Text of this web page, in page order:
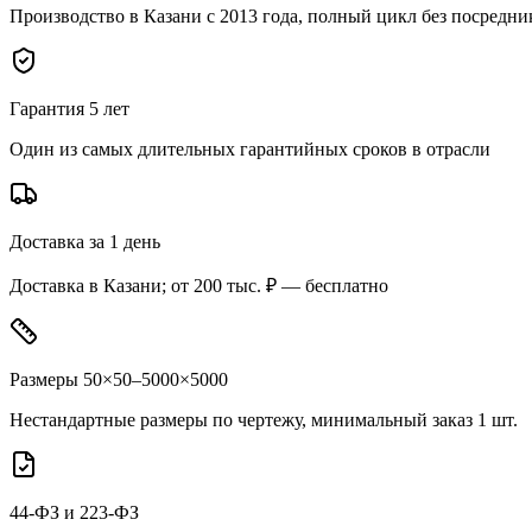
Производство в Казани с 2013 года, полный цикл без
Гарантия 5 лет
Один из самых длительных гарантийных сроков в отрасли
Доставка за 1 день
Доставка в Казани; от 200 тыс. ₽ — бесплатно
Размеры 50×50–5000×5000
Нестандартные размеры по чертежу, минимальный заказ 1 шт.
44-ФЗ и 223-ФЗ